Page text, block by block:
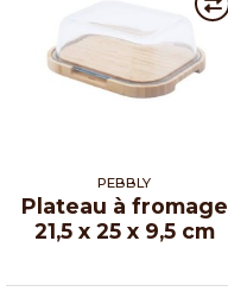
PEBBLY
Plateau à fromage
21,5 x 25 x 9,5 cm